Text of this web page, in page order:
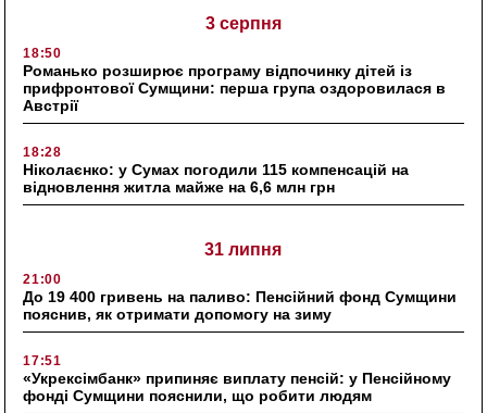
3 серпня
18:50
Романько розширює програму відпочинку дітей із
прифронтової Сумщини: перша група оздоровилася в
Австрії
18:28
Ніколаєнко: у Сумах погодили 115 компенсацій на
відновлення житла майже на 6,6 млн грн
31 липня
21:00
До 19 400 гривень на паливо: Пенсійний фонд Сумщини
пояснив, як отримати допомогу на зиму
17:51
«Укрексімбанк» припиняє виплату пенсій: у Пенсійному
фонді Сумщини пояснили, що робити людям